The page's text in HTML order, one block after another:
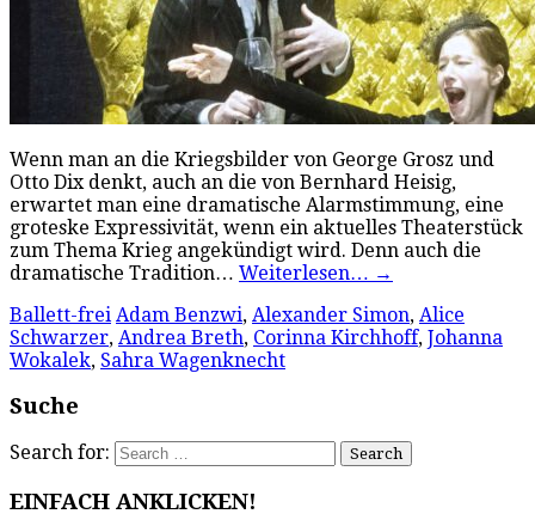
Wenn man an die Kriegsbilder von George Grosz und
Otto Dix denkt, auch an die von Bernhard Heisig,
erwartet man eine dramatische Alarmstimmung, eine
groteske Expressivität, wenn ein aktuelles Theaterstück
zum Thema Krieg angekündigt wird. Denn auch die
dramatische Tradition… Weiterlesen… →
Ballett-frei Adam Benzwi, Alexander Simon, Alice
Schwarzer, Andrea Breth, Corinna Kirchhoff, Johanna
Wokalek, Sahra Wagenknecht
Suche
Search for:
EINFACH ANKLICKEN!